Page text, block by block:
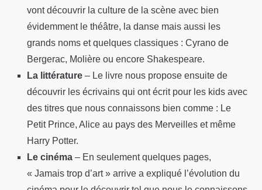
vont découvrir la culture de la scène avec bien
évidemment le théâtre, la danse mais aussi les
grands noms et quelques classiques : Cyrano de
Bergerac, Molière ou encore Shakespeare.
La littérature– Le livre nous propose ensuite de
découvrir les écrivains qui ont écrit pour les kids avec
des titres que nous connaissons bien comme : Le
Petit Prince, Alice au pays des Merveilles et même
Harry Potter.
Le cinéma– En seulement quelques pages,
« Jamais trop d’art » arrive a expliqué l’évolution du